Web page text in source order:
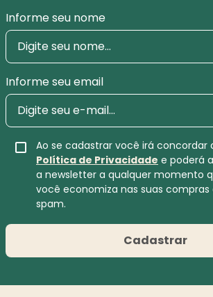
Informe seu nome
Informe seu email
Ao se cadastrar você irá concordar
Política de Privacidade e poderá
a newsletter a qualquer momento
você economiza nas suas compras
spam.
Cadastrar